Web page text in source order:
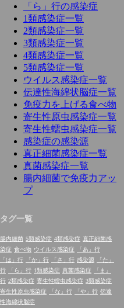
「ら」行の感染症
1類感染症一覧
2類感染症一覧
3類感染症一覧
4類感染症一覧
5類感染症一覧
ウイルス感染症一覧
伝達性海綿状脳症一覧
免疫力を上げる食べ物
寄生性原虫感染症一覧
寄生性蠕虫感染症一覧
感染症の感染源
真正細菌感染症一覧
真菌感染症一覧
腸内細菌で免疫力アッ
プ
タグ一覧
腸内細菌 5類感染症 4類感染症 真正細菌感
染症 食べ物 ウイルス感染症
「あ」行
「は」行
「か」行 「さ」行 感染源
「た」
行
「ら」行 1類感染症 真菌感染症
「ま」
行 2類感染症 寄生性蠕虫感染症 3類感染症
寄生性原虫感染症
「な」行 「や」行 伝達
性海綿状脳症